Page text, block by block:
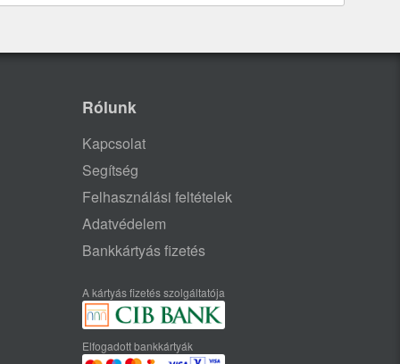
Rólunk
Kapcsolat
Segítség
Felhasználási feltételek
Adatvédelem
Bankkártyás fizetés
A kártyás fizetés szolgáltatója
Elfogadott bankkártyák